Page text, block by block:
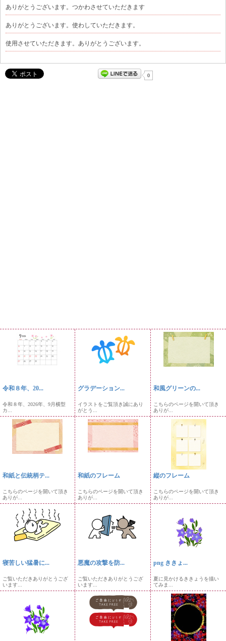
ありがとうございます。つかわさせていただきます
ありがとうございます。使わしていただきます。
使用させていただきます。ありがとうございます。
0
令和８年、20...
令和８年、2026年、9月横型
カ...
グラデーション...
イラストをご覧頂き誠にあり
がとう...
和風グリーンの...
こちらのページを開いて頂き
ありが...
和紙と伝統柄テ...
こちらのページを開いて頂き
ありが...
和紙のフレーム
こちらのページを開いて頂き
ありが...
縦のフレーム
こちらのページを開いて頂き
ありが...
寝苦しい猛暑に...
ご覧いただきありがとうござ
います...
悪魔の攻撃を防...
ご覧いただきありがとうござ
います...
png ききょ...
夏に見かけるききょうを描い
てみま...